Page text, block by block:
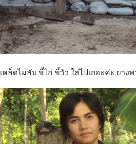
เคล็ดไม่ลับ ขี้ไก่ ขี้วัว ใส่ไปเถอะค่ะ ยาง